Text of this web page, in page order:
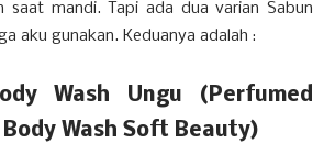
saat mandi. Tapi ada dua varian Sabun
aku gunakan. Keduanya adalah :
Wash Ungu (Perfumed
Wash Soft Beauty)